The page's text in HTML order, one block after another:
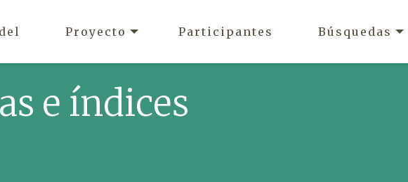
Proyecto Participantes Búsquedas
e índices